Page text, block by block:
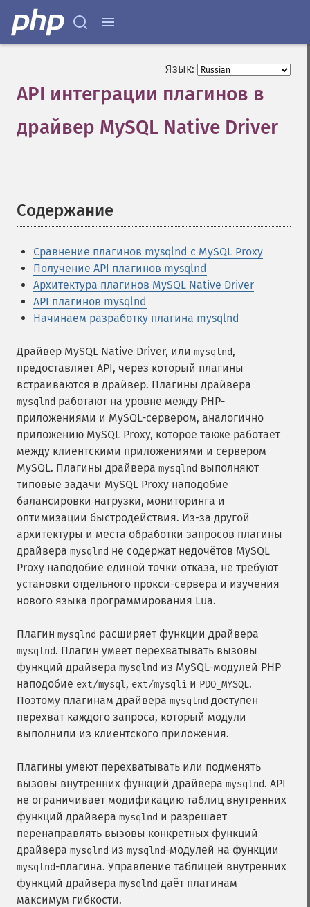
Язык:
API интеграции плагинов в
драйвер MySQL Native Driver
Содержание
Сравнение плагинов mysqlnd с MySQL Proxy
Получение API плагинов mysqlnd
Архитектура плагинов MySQL Native Driver
API плагинов mysqlnd
Начинаем разработку плагина mysqlnd
Драйвер MySQL Native Driver, или mysqlnd,
предоставляет API, через который плагины
встраиваются в драйвер. Плагины драйвера
mysqlnd работают на уровне между PHP-
приложениями и MySQL-сервером, аналогично
приложению MySQL Proxy, которое также работает
между клиентскими приложениями и сервером
MySQL. Плагины драйвера mysqlnd выполняют
типовые задачи MySQL Proxy наподобие
балансировки нагрузки, мониторинга и
оптимизации быстродействия. Из-за другой
архитектуры и места обработки запросов плагины
драйвера mysqlnd не содержат недочётов MySQL
Proxy наподобие единой точки отказа, не требуют
установки отдельного прокси-сервера и изучения
нового языка программирования Lua.
Плагин mysqlnd расширяет функции драйвера
mysqlnd. Плагин умеет перехватывать вызовы
функций драйвера mysqlnd из MySQL-модулей PHP
наподобие ext/mysql, ext/mysqli и PDO_MYSQL.
Поэтому плагинам драйвера mysqlnd доступен
перехват каждого запроса, который модули
выполнили из клиентского приложения.
Плагины умеют перехватывать или подменять
вызовы внутренних функций драйвера mysqlnd. API
не ограничивает модификацию таблиц внутренних
функций драйвера mysqlnd и разрешает
перенаправлять вызовы конкретных функций
драйвера mysqlnd из mysqlnd-модулей на функции
mysqlnd-плагина. Управление таблицей внутренних
функций драйвера mysqlnd даёт плагинам
максимум гибкости.